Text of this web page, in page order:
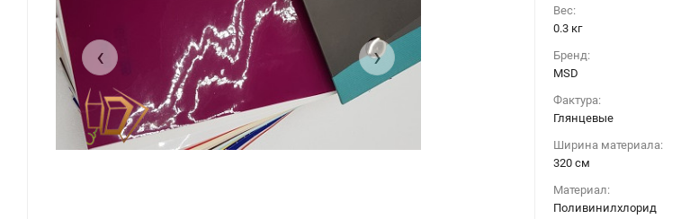
‹ ›
Вес:
0.3 кг
Бренд:
MSD
Фактура:
Глянцевые
Ширина материала:
320 см
Материал:
Поливинилхлорид